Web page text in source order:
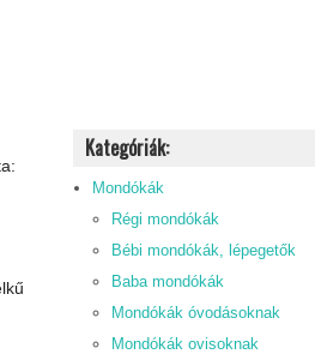
Kategóriák:
Mondókák
Régi mondókák
Bébi mondókák, lépegetők
Baba mondókák
Mondókák óvodásoknak
Mondókák ovisoknak